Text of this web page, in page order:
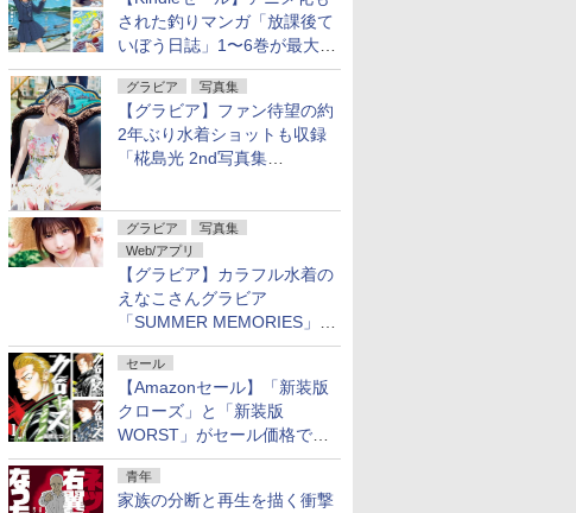
された釣りマンガ「放課後て
いぼう日誌」1〜6巻が最大
50％オフのセール中！
グラビア 写真集
【グラビア】ファン待望の約
2年ぶり水着ショットも収録
「椛島光 2nd写真集
グラビア
写真集
Web/アプリ
【グラビア】カラフル水着の
えなこさんグラビア
「SUMMER MEMORIES」を
ヤングアニマルWebで公開中
セール
【Amazonセール】「新装版
クローズ」と「新装版
WORST」がセール価格で販
売中！
青年
家族の分断と再生を描く衝撃